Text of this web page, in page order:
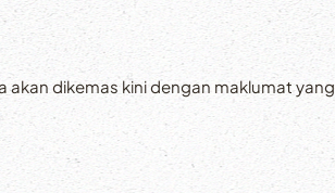
akan dikemas kini dengan maklumat yang